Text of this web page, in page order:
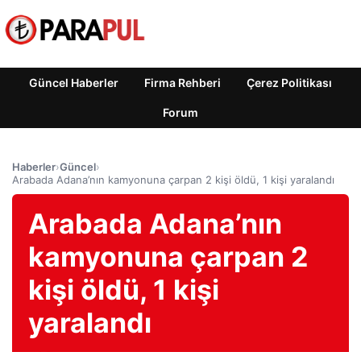
Güncel Haberler Firma Rehberi Çerez Politikası
Forum
Haberler›Güncel›
Arabada Adana’nın kamyonuna çarpan 2 kişi öldü, 1 kişi yaralandı
Arabada Adana’nın
kamyonuna çarpan 2
kişi öldü, 1 kişi
yaralandı